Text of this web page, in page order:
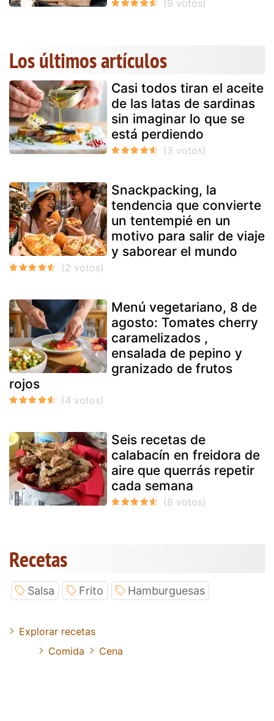
Los últimos artículos
Casi todos tiran el aceite
de las latas de sardinas
sin imaginar lo que se
está perdiendo
Snackpacking, la
tendencia que convierte
un tentempié en un
motivo para salir de viaje
y saborear el mundo
Menú vegetariano, 8 de
agosto: Tomates cherry
caramelizados ,
ensalada de pepino y
granizado de frutos
rojos
Seis recetas de
calabacín en freidora de
aire que querrás repetir
cada semana
Recetas
Salsa Frito Hamburguesas
Explorar recetas
Comida
Cena